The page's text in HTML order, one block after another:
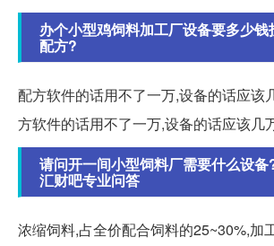
办个小型鸡饲料加工厂设备要多少
配方?
配方软件的话用不了一万,设备的话应该
方软件的话用不了一万,设备的话应该几
请问开一间小型饲料厂需要什么设备
汇财吧专业问答
浓缩饲料,占全价配合饲料的25~30%,加